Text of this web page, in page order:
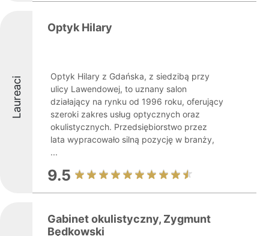
Laureaci
Optyk Hilary
Optyk Hilary z Gdańska, z siedzibą przy
ulicy Lawendowej, to uznany salon
działający na rynku od 1996 roku, oferujący
szeroki zakres usług optycznych oraz
okulistycznych. Przedsiębiorstwo przez
lata wypracowało silną pozycję w branży,
...
9.5
Gabinet okulistyczny, Zygmunt
Będkowski